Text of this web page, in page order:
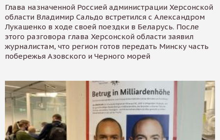
Глава назначенной Россией администрации Херсонской
области Владимир Сальдо встретился с Александром
Лукашенко в ходе своей поездки в Беларусь. После
этого разговора глава Херсонской области заявил
журналистам, что регион готов передать Минску часть
побережья Азовского и Черного морей